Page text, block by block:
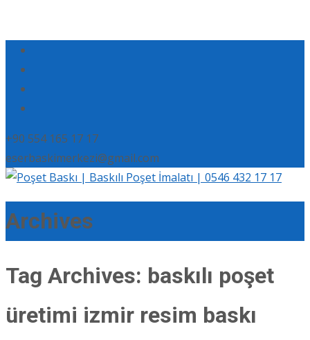
+90 554 165 17 17
eserbaskimerkezi@gmail.com
Archives
Tag Archives: baskılı poşet
üretimi izmir resim baskı